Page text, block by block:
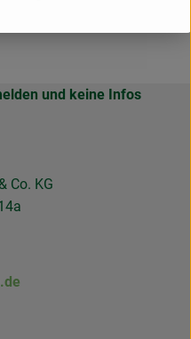
und keine Infos
Co. KG